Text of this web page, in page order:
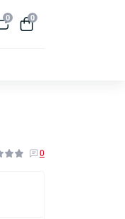
0 0
0